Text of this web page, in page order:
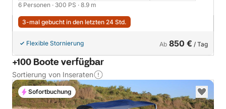
6 Personen · 300 PS · 8.9 m
3-mal gebucht in den letzten 24 Std.
Flexible Stornierung Ab 850 € / Tag
+100 Boote verfügbar
Sortierung von Inseraten
Sofortbuchung